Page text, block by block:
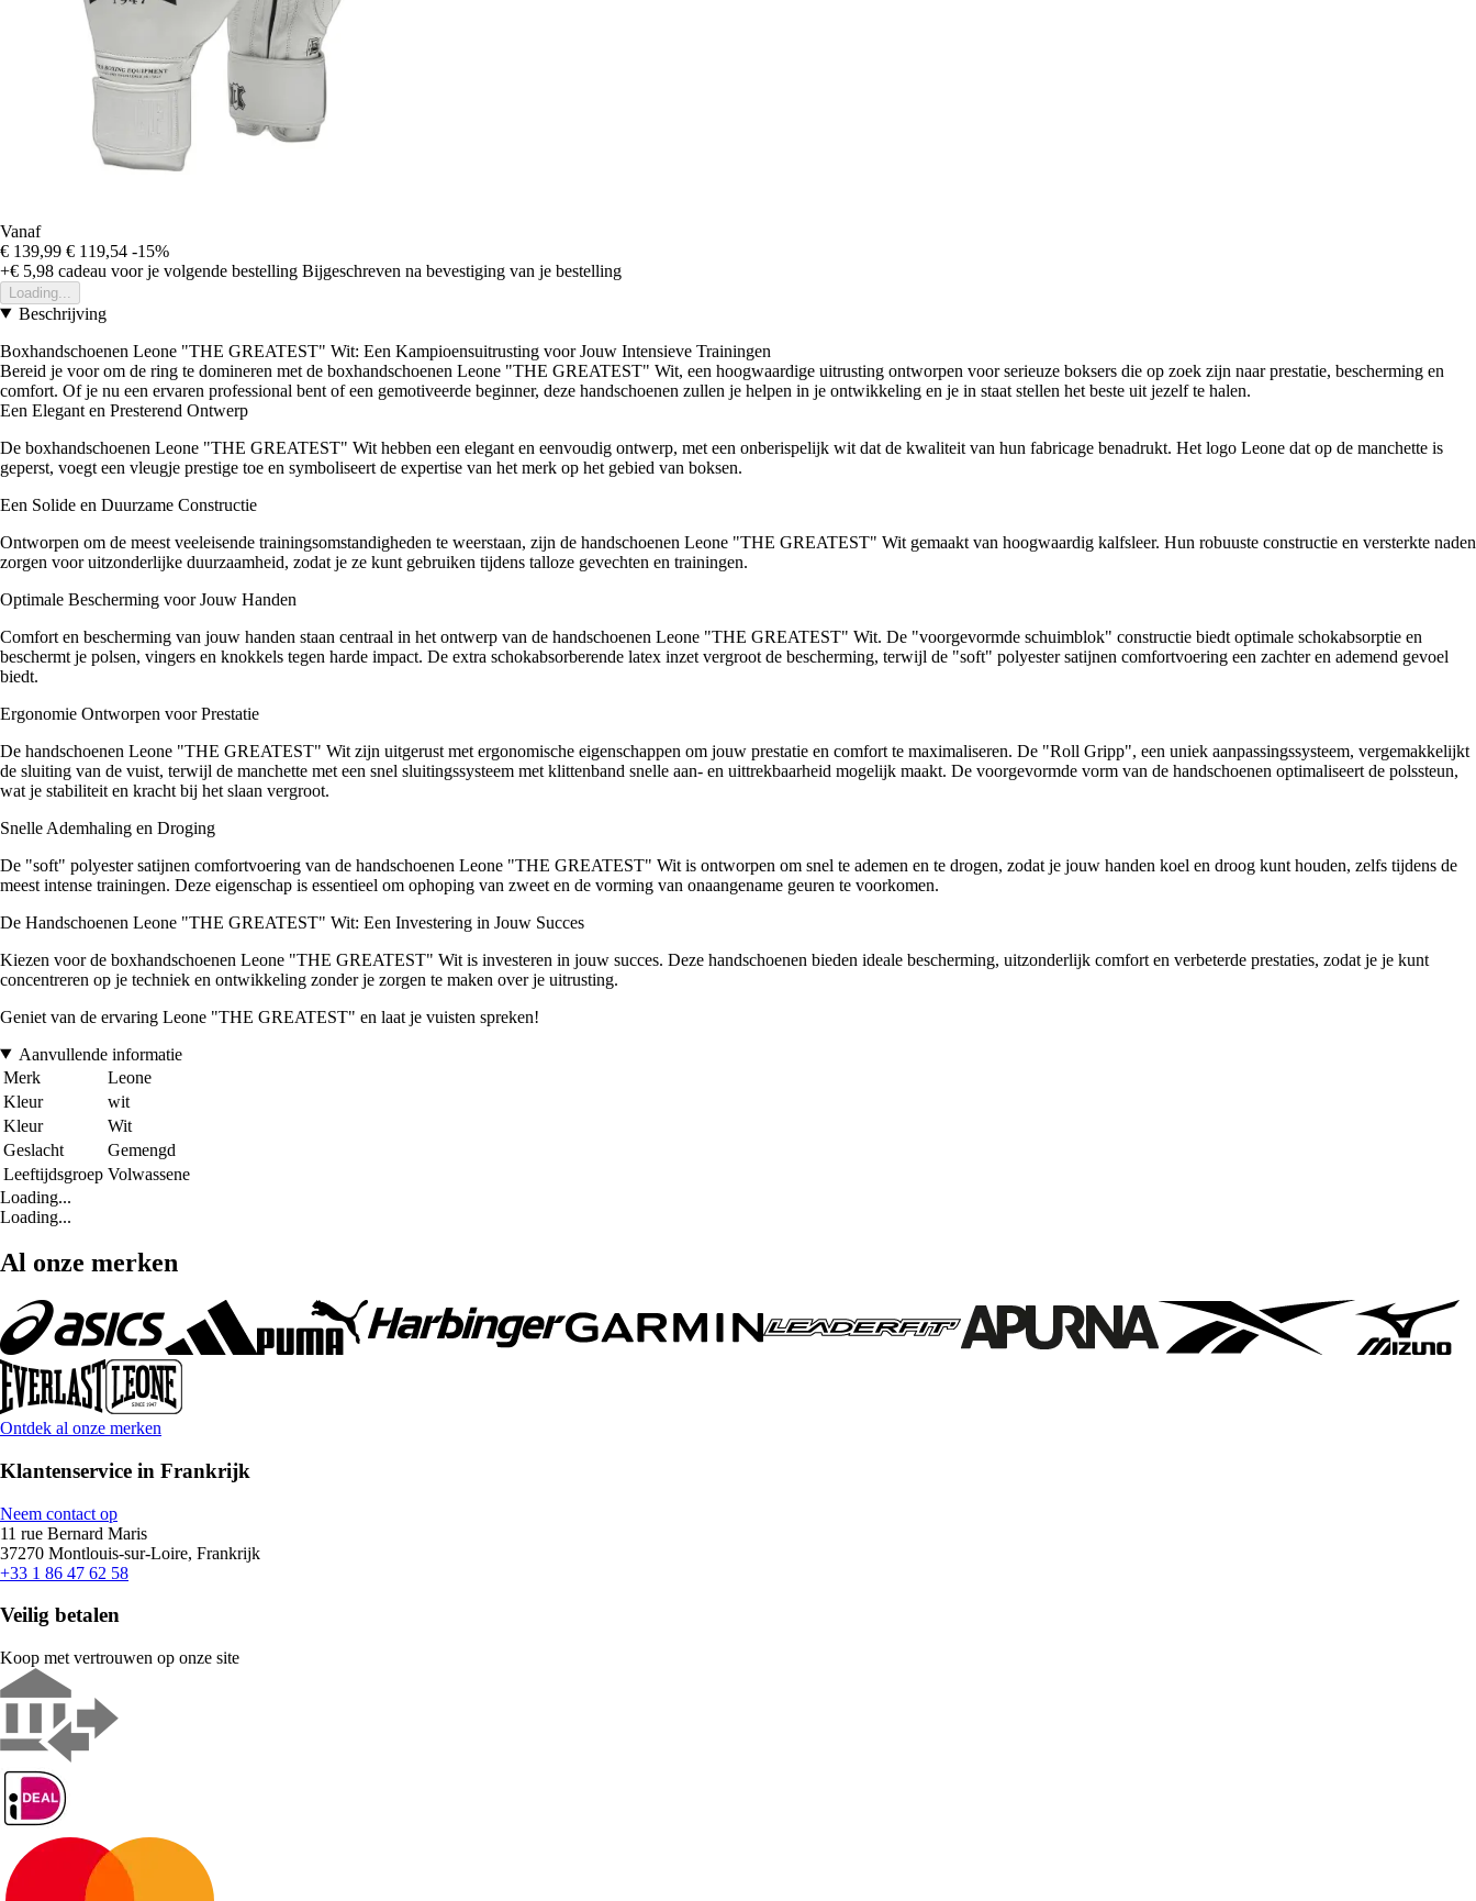
Vanaf
€ 139,99 € 119,54 -15%
+€ 5,98 cadeau voor je volgende bestelling Bijgeschreven na bevestiging van je bestelling
Loading...
Beschrijving
Boxhandschoenen Leone "THE GREATEST" Wit: Een Kampioensuitrusting voor Jouw Intensieve Trainingen
Bereid je voor om de ring te domineren met de boxhandschoenen Leone "THE GREATEST" Wit, een hoogwaardige uitrusting ontworpen voor serieuze boksers die op zoek zijn naar prestatie, bescherming en
comfort. Of je nu een ervaren professional bent of een gemotiveerde beginner, deze handschoenen zullen je helpen in je ontwikkeling en je in staat stellen het beste uit jezelf te halen.
Een Elegant en Presterend Ontwerp
De boxhandschoenen Leone "THE GREATEST" Wit hebben een elegant en eenvoudig ontwerp, met een onberispelijk wit dat de kwaliteit van hun fabricage benadrukt. Het logo Leone dat op de manchette is
geperst, voegt een vleugje prestige toe en symboliseert de expertise van het merk op het gebied van boksen.
Een Solide en Duurzame Constructie
Ontworpen om de meest veeleisende trainingsomstandigheden te weerstaan, zijn de handschoenen Leone "THE GREATEST" Wit gemaakt van hoogwaardig kalfsleer. Hun robuuste constructie en versterkte naden
zorgen voor uitzonderlijke duurzaamheid, zodat je ze kunt gebruiken tijdens talloze gevechten en trainingen.
Optimale Bescherming voor Jouw Handen
Comfort en bescherming van jouw handen staan centraal in het ontwerp van de handschoenen Leone "THE GREATEST" Wit. De "voorgevormde schuimblok" constructie biedt optimale schokabsorptie en
beschermt je polsen, vingers en knokkels tegen harde impact. De extra schokabsorberende latex inzet vergroot de bescherming, terwijl de "soft" polyester satijnen comfortvoering een zachter en ademend gevoel
biedt.
Ergonomie Ontworpen voor Prestatie
De handschoenen Leone "THE GREATEST" Wit zijn uitgerust met ergonomische eigenschappen om jouw prestatie en comfort te maximaliseren. De "Roll Gripp", een uniek aanpassingssysteem, vergemakkelijkt
de sluiting van de vuist, terwijl de manchette met een snel sluitingssysteem met klittenband snelle aan- en uittrekbaarheid mogelijk maakt. De voorgevormde vorm van de handschoenen optimaliseert de polssteun,
wat je stabiliteit en kracht bij het slaan vergroot.
Snelle Ademhaling en Droging
De "soft" polyester satijnen comfortvoering van de handschoenen Leone "THE GREATEST" Wit is ontworpen om snel te ademen en te drogen, zodat je jouw handen koel en droog kunt houden, zelfs tijdens de
meest intense trainingen. Deze eigenschap is essentieel om ophoping van zweet en de vorming van onaangename geuren te voorkomen.
De Handschoenen Leone "THE GREATEST" Wit: Een Investering in Jouw Succes
Kiezen voor de boxhandschoenen Leone "THE GREATEST" Wit is investeren in jouw succes. Deze handschoenen bieden ideale bescherming, uitzonderlijk comfort en verbeterde prestaties, zodat je je kunt
concentreren op je techniek en ontwikkeling zonder je zorgen te maken over je uitrusting.
Geniet van de ervaring Leone "THE GREATEST" en laat je vuisten spreken!
Aanvullende informatie
Merk
Leone
Kleur
wit
Kleur
Wit
Geslacht
Gemengd
Leeftijdsgroep Volwassene
Loading...
Loading...
Al onze merken
Ontdek al onze merken
Klantenservice in Frankrijk
Neem contact op
11 rue Bernard Maris
37270 Montlouis-sur-Loire, Frankrijk
+33 1 86 47 62 58
Veilig betalen
Koop met vertrouwen op onze site